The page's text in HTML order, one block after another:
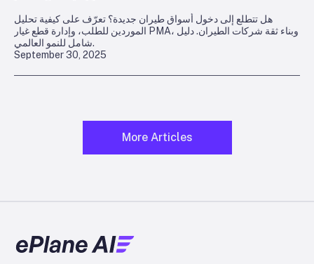
September 30, 2025
هل تتطلع إلى دخول أسواق طيران جديدة؟ تعرّف على كيفية تحليل
الموردين للطلب، وإدارة قطع غيار PMA، وبناء ثقة شركات الطيران. دليل
شامل للنمو العالمي.
More Articles